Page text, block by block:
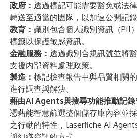
政府： 透過標記可能需要豁免或法
轉送至適當的團隊，以加速公開記錄
教育： 識別包含個人識別資訊（PII
標籤以保護敏感資訊。
金融服務： 透過識別合規訊號並將
支援內部資料處理政策。
製造： 標記檢查報告中與品質相關
進行調查與解決。
藉由AI Agents與搜尋功能推動記錄
憑藉能智慧篩選整個儲存庫內容並
之行動的特性，Laserfiche AI